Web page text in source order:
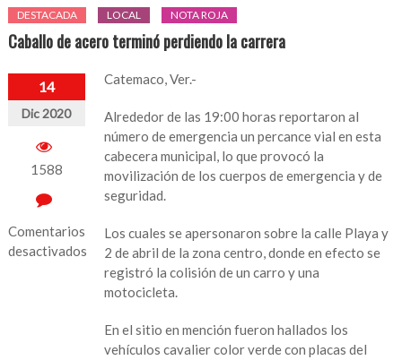
DESTACADA LOCAL NOTA ROJA
Caballo de acero terminó perdiendo la carrera
14
Dic 2020
1588
Comentarios
desactivados
Catemaco, Ver.-
Alrededor de las 19:00 horas reportaron al
número de emergencia un percance vial en esta
cabecera municipal, lo que provocó la
movilización de los cuerpos de emergencia y de
seguridad.
Los cuales se apersonaron sobre la calle Playa y
2 de abril de la zona centro, donde en efecto se
registró la colisión de un carro y una
motocicleta.
En el sitio en mención fueron hallados los
vehículos cavalier color verde con placas del